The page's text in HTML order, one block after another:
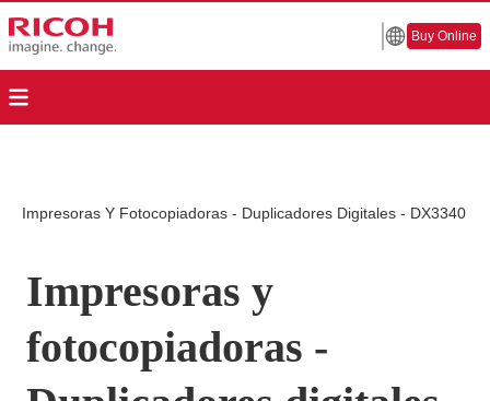
Buy Online
Impresoras Y Fotocopiadoras - Duplicadores Digitales - DX3340
Impresoras y
fotocopiadoras -